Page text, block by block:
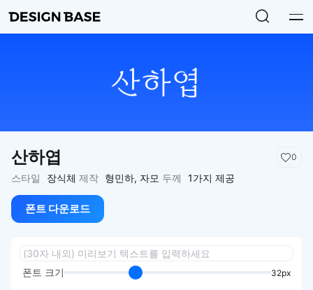
산하엽 0
스타일 장식체 제작 형민하, 자모 두께 1가지 제공
폰트 다운로드
폰트 크기 32px